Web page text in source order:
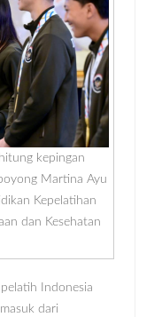
kepingan
Martina Ayu
Kepelatihan
dan Kesehatan
Indonesia
dari